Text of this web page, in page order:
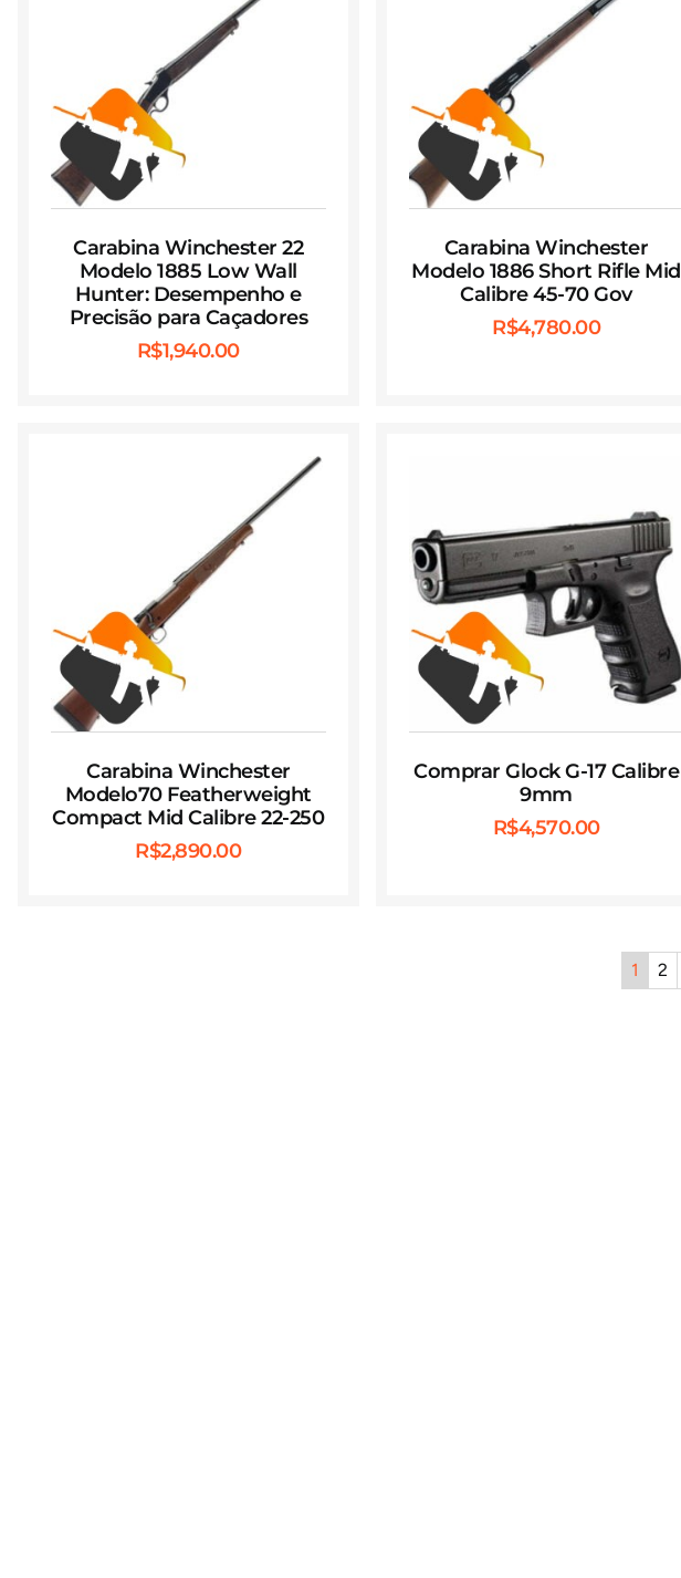
Carabina Winchester 22
Modelo 1885 Low Wall
Hunter: Desempenho e
Precisão para Caçadores
R$1,940.00
Carabina Winchester
Modelo 1886 Short Rifle Mid
Calibre 45-70 Gov
R$4,780.00
Carabina Winchester
Modelo70 Featherweight
Compact Mid Calibre 22-250
R$2,890.00
Comprar Glock G-17 Calibre
9mm
R$4,570.00
1 2